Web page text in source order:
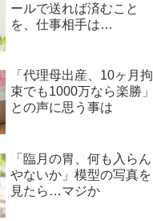
ールで送れば済むこと
を、仕事相手は…
「代理母出産、10ヶ月拘
束でも1000万なら楽勝」
との声に思う事は
「臨月の胃、何も入らん
やないか」模型の写真を
見たら…マジか